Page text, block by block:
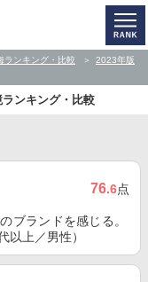
ランキング・比較
2023年版
ランキング・比較
76.6点
ブランドを感じる。
以上／男性）